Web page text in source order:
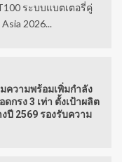
ระบบแบตเตอรี่คู่
2026...
ความพร้อมเพิ่มกำลัง
กรง 3 เท่า ตั้งเป้าผลิต
ปี 2569 รองรับความ